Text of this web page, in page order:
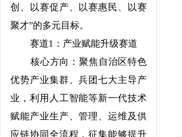
创、以赛促产、以赛惠民、以赛
聚才”的多元目标。
赛道1：产业赋能升级赛道
核心方向：聚焦自治区特色
优势产业集群、兵团七大主导产
业，利用人工智能等新一代技术
赋能产业生产、管理、运维及供
应链协同全流程，征集能够提升